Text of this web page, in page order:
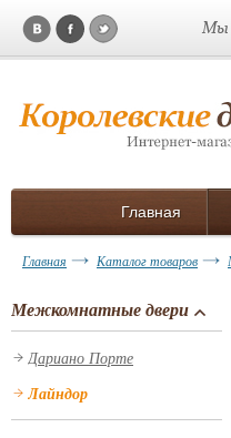
Мы
Главная
Главная Каталог товаров
Межкомнатные двери
Дариано Порте
Лайндор